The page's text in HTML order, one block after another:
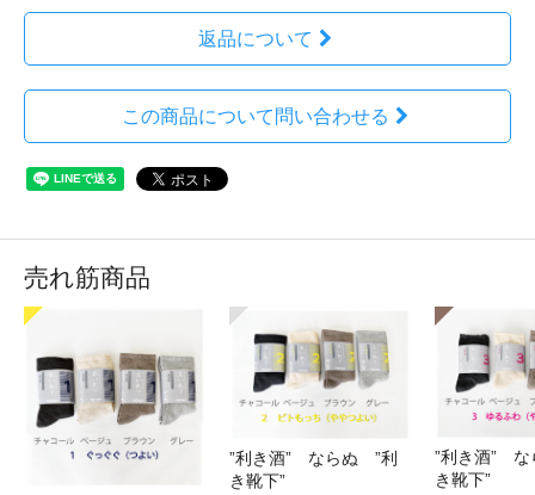
返品について
この商品について問い合わせる
売れ筋商品
”利き酒” ならぬ ”利
き靴下”
”利き酒”
き靴下”